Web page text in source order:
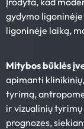
gydymo
ligoninėje laiką,
Mitybos būklės
apimanti
tyrimą,
ir vizualinių
prognozes,